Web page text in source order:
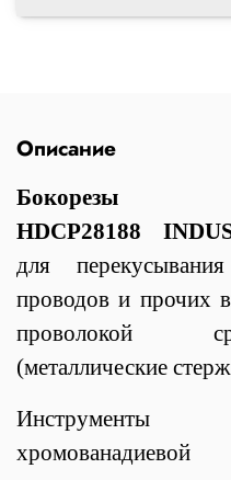
Описание
HDCP28188
для
проводов и прочих
проволокой
(металлические
Инструменты